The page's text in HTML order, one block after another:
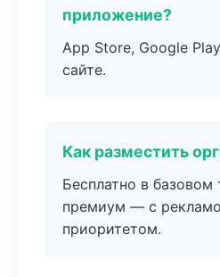
приложение?
App Store, Google
сайте.
Как разместить
Бесплатно в базовом
премиум — с
приоритетом.